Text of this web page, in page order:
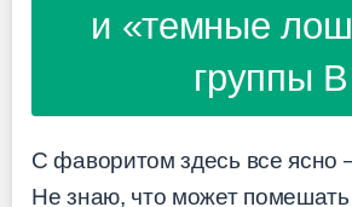
и «темные
группы B
С фаворитом здесь все ясно
Не знаю, что может